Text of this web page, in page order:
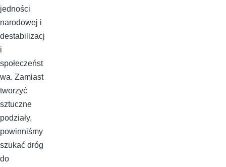
jedności
narodowej i
destabilizacj
i
społeczeńst
wa. Zamiast
tworzyć
sztuczne
podziały,
powinniśmy
szukać dróg
do